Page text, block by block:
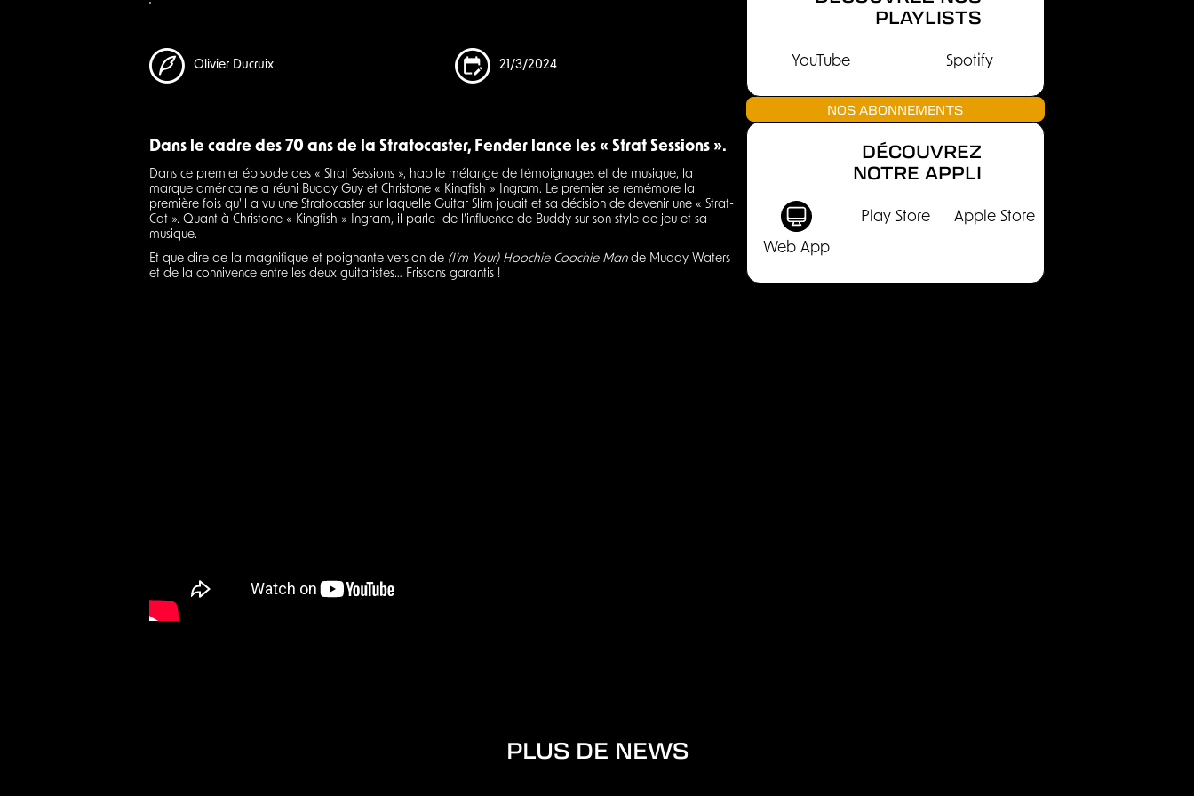
Olivier Ducruix 21/3/2024
Dans le cadre des 70 ans de la Stratocaster, Fender lance les « Strat Sessions ».
Dans ce premier épisode des « Strat Sessions », habile mélange de témoignages et de musique, la
marque américaine a réuni Buddy Guy et Christone « Kingfish » Ingram. Le premier se remémore la
première fois qu'il a vu une Stratocaster sur laquelle Guitar Slim jouait et sa décision de devenir une « Strat-
Cat ». Quant à Christone « Kingfish » Ingram, il parle de l’influence de Buddy sur son style de jeu et sa
musique.
Et que dire de la magnifique et poignante version de (I’m Your) Hoochie Coochie Mande Muddy Waters
et de la connivence entre les deux guitaristes… Frissons garantis !
PLAYLISTS
YouTube Spotify
NOS ABONNEMENTS
DÉCOUVREZ
NOTRE APPLI
Web App
Play Store Apple Store
PLUS DE NEWS